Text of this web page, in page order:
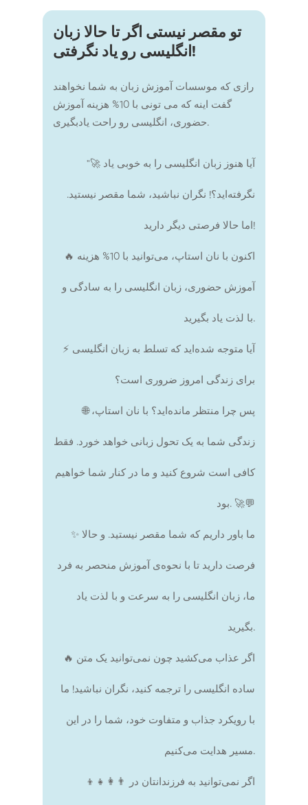
تو مقصر نیستی اگر تا حالا زبان
انگلیسی رو یاد نگرفتی!
رازی که موسسات آموزش زبان به شما نخواهند
گفت اینه که می تونی با 10% هزینه آموزش
حضوری، انگلیسی رو راحت یادبگیری.
"🚀 آیا هنوز زبان انگلیسی را به خوبی یاد
نگرفته‌اید؟! نگران نباشید، شما مقصر نیستید.
اما حالا فرصتی دیگر دارید!
🔥 اکنون با نان استاپ، می‌توانید با 10% هزینه
آموزش حضوری، زبان انگلیسی را به سادگی و
با لذت یاد بگیرید.
⚡️ آیا متوجه شده‌اید که تسلط به زبان انگلیسی
برای زندگی امروز ضروری است؟
🌐 پس چرا منتظر مانده‌اید؟ با نان استاپ،
زندگی شما به یک تحول زبانی خواهد خورد. فقط
کافی است شروع کنید و ما در کنار شما خواهیم
بود. 🚀💬
✨ ما باور داریم که شما مقصر نیستید. و حالا
فرصت دارید تا با نحوه‌ی آموزش منحصر به فرد
ما، زبان انگلیسی را به سرعت و با لذت یاد
بگیرید.
🔥 اگر عذاب می‌کشید چون نمی‌توانید یک متن
ساده انگلیسی را ترجمه کنید، نگران نباشید! ما
با رویکرد جذاب و متفاوت خود، شما را در این
مسیر هدایت می‌کنیم.
👨‍👩‍👧‍👦 اگر نمی‌توانید به فرزندانتان در